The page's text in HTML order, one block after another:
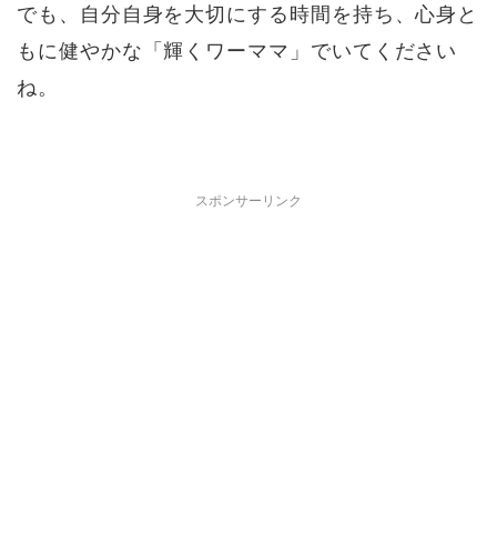
でも、自分自身を大切にする時間を持ち、心身と
もに健やかな「輝くワーママ」でいてください
ね。
スポンサーリンク